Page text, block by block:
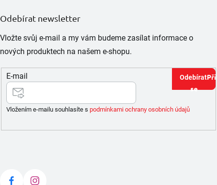
Odebírat newsletter
Vložte svůj e-mail a my vám budeme zasílat informace o
nových produktech na našem e-shopu.
E-mail
Vložením e-mailu souhlasíte s podmínkami ochrany osobních údajů
se